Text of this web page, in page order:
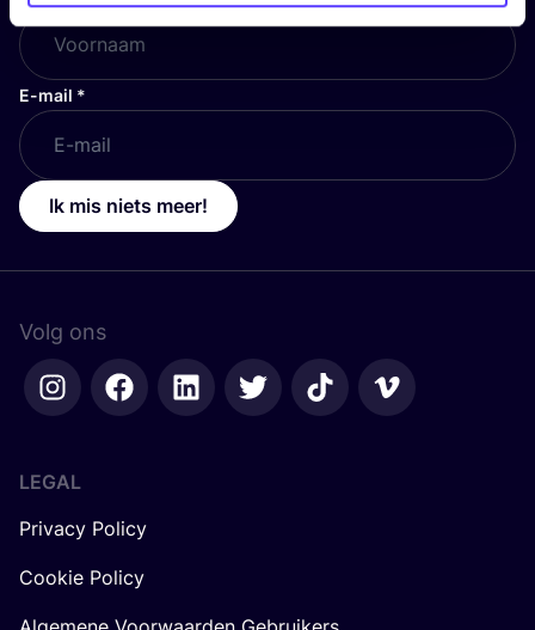
E-mail *
Ik mis niets meer!
Volg ons
LEGAL
Privacy Policy
Cookie Policy